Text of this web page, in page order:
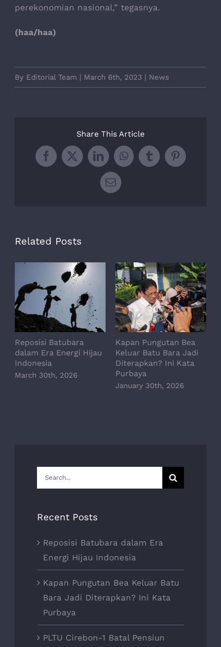
perekonomian nasional,” tegasnya.
(haa/haa)
By Editorial Team March 6th, 2023 News
Share This Article
Facebook
X LinkedInWhatsApp
TumblrPinterest
Email
Related Posts
Reposisi Batubara
dalam Era Energi Hijau
Indonesia
March 30th, 2026
Kapan Pungutan Bea
Keluar Batu Bara Jadi
Diterapkan? Ini Kata
Purbaya
January 30th, 2026
Search
for:
Recent Posts
Reposisi Batubara dalam Era
Energi Hijau Indonesia
Kapan Pungutan Bea Keluar Batu
Bara Jadi Diterapkan? Ini Kata
Purbaya
PLTU Cirebon-1 Batal Pensiun